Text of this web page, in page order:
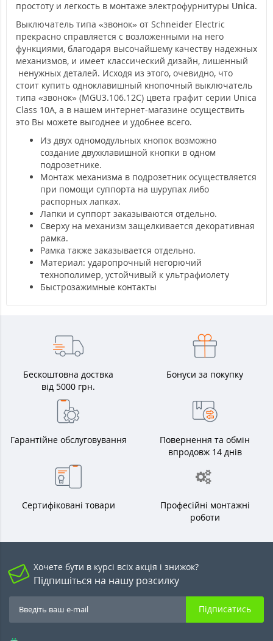
простоту и легкость в монтаже электрофурнитуры Unica.
Выключатель типа «звонок» от Schneider Electric
прекрасно справляется с возложенными на него
функциями, благодаря высочайшему качеству надежных
механизмов, и имеет классический дизайн, лишенный
ненужных деталей. Исходя из этого, очевидно, что
стоит купить одноклавишный кнопочный выключатель
типа «звонок» (MGU3.106.12C) цвета графит серии Unica
Class 10А, а в нашем интернет-магазине осуществить
это Вы можете выгоднее и удобнее всего.
Из двух одномодульных кнопок возможно
создание двухклавишной кнопки в одном
подрозетнике.
Монтаж механизма в подрозетник осуществляется
при помощи суппорта на шурупах либо
распорных лапках.
Лапки и суппорт заказываются отдельно.
Сверху на механизм защелкивается декоративная
рамка.
Рамка также заказывается отдельно.
Материал: ударопрочный негорючий
технополимер, устойчивый к ультрафиолету
Быстрозажимные контакты
Бескоштовна доствка
від 5000 грн.
Бонуси за покупку
Гарантійне обслуговування
Повернення та обмін
впродовж 14 днів
Сертифіковані товари
Професійні монтажні
роботи
Хочете бути в курсі всіх акція і знижок?
Підпишіться на нашу розсилку
Підписатись